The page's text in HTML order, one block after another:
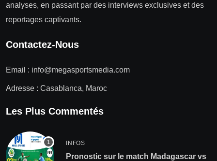
analyses, en passant par des interviews exclusives et des
reportages captivants.
Contactez-Nous
Email : info@megasportsmedia.com
Adresse : Casablanca, Maroc
Les Plus Commentés
INFOS
Pronostic sur le match Madagascar vs